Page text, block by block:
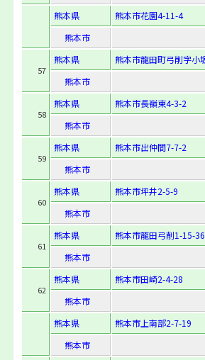
熊本県
熊本市花園4-11-4
熊本市
57
熊本県
熊本市龍田町弓削字小
熊本市
58
熊本県
熊本市長嶺東4-3-2
熊本市
59
熊本県
熊本市出仲間7-7-2
熊本市
60
熊本県
熊本市坪井2-5-9
熊本市
61
熊本県
熊本市龍田弓削1-15-36
熊本市
62
熊本県
熊本市田崎2-4-28
熊本市
熊本県
熊本市上南部2-7-19
熊本市